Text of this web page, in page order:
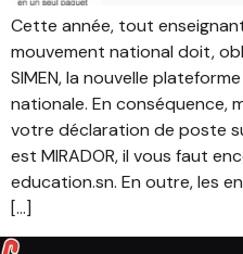
Cette année, tout
mouvement national doit,
SIMEN, la nouvelle
nationale. En conséquence,
votre déclaration de poste
est MIRADOR, il vous faut
education.sn. En outre, les
[…]